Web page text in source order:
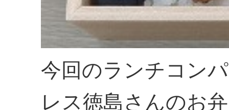
今回のランチコン
レス徳島さんのお